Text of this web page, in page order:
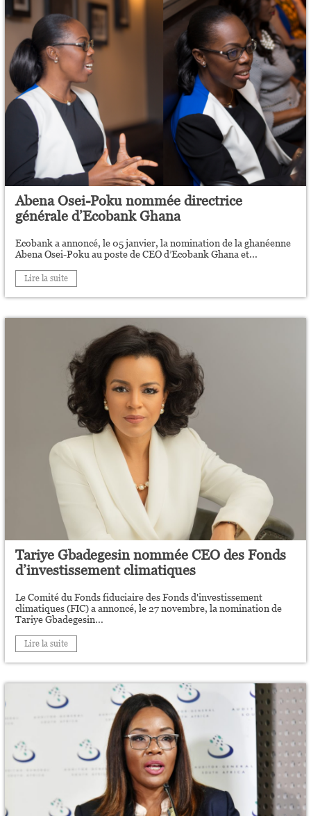
Abena Osei-Poku nommée directrice
générale d’Ecobank Ghana
Ecobank a annoncé, le 05 janvier, la nomination de la ghanéenne
Abena Osei-Poku au poste de CEO d’Ecobank Ghana et...
Lire la suite
Tariye Gbadegesin nommée CEO des Fonds
d’investissement climatiques
Le Comité du Fonds fiduciaire des Fonds d'investissement
climatiques (FIC) a annoncé, le 27 novembre, la nomination de
Tariye Gbadegesin...
Lire la suite